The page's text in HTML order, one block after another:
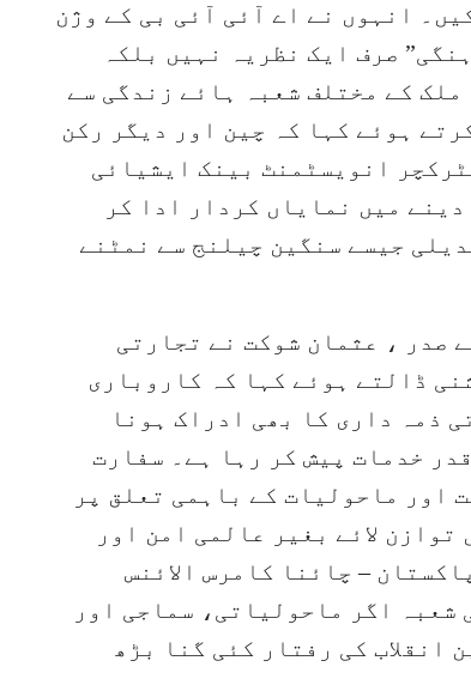
انہوں نے اے آئی آئی بی کے وژن
صرف ایک نظریہ نہیں بلکہ
کے مختلف شعبہ ہائے زندگی سے
ہوئے کہا کہ چین اور دیگر رکن
انویسٹمنٹ بینک ایشیائی
میں نمایاں کردار ادا کر
جیسے سنگین چیلنج سے نمٹنے
صدر ، عثمان شوکت نے تجارتی
ڈالتے ہوئے کہا کہ کاروباری
ذمہ داری کا بھی ادراک ہونا
خدمات پیش کر رہا ہے۔ سفارت
اور ماحولیات کے باہمی تعلق پر
لائے بغیر عالمی امن اور
– چائنا کامرس الائنس
شعبہ اگر ماحولیاتی، سماجی اور
انقلاب کی رفتار کئی گنا بڑھ